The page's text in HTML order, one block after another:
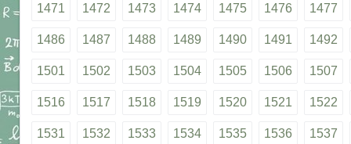
1471 1472 1473 1474 1475 1476 1477
1486 1487 1488 1489 1490 1491 1492
1501 1502 1503 1504 1505 1506 1507
1516 1517 1518 1519 1520 1521 1522
1531 1532 1533 1534 1535 1536 1537